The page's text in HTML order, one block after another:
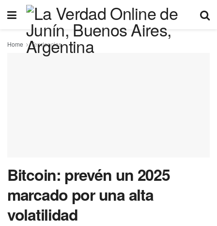
Home Tendencias
Bitcoin: prevén un 2025
marcado por una alta
volatilidad